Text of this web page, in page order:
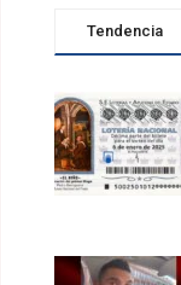
Tendencia